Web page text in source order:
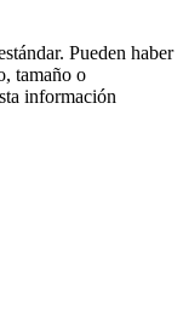
Pueden haber
tamaño o
información